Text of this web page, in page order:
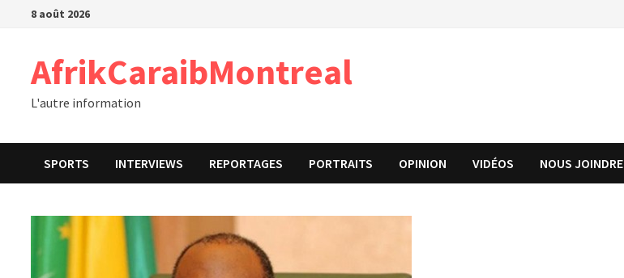
Passer8 août 2026
AfrikCaraibMontreal
L'autre information
SPORTS INTERVIEWS REPORTAGES PORTRAITS OPINION VIDÉOS NOUS JOINDRE